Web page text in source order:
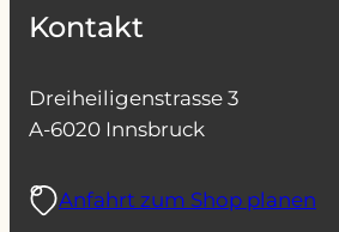
Kontakt
Dreiheiligenstrasse 3
A-6020 Innsbruck
Anfahrt zum Shop planen